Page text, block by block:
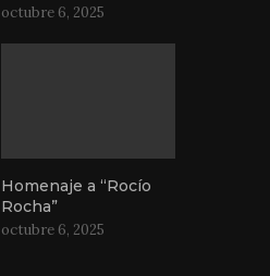
octubre 6, 2025
Homenaje a “Rocío
Rocha”
octubre 6, 2025